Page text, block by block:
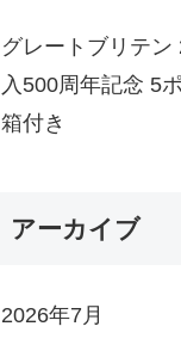
グレートブリテ
入500周年記念 5
箱付き
アーカイブ
2026年7月